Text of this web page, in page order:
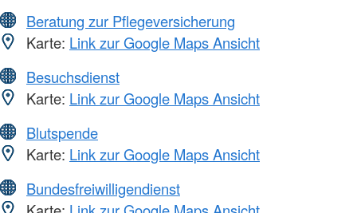
Beratung zur Pflegeversicherung
Karte: Link zur Google Maps Ansicht
Besuchsdienst
Karte: Link zur Google Maps Ansicht
Blutspende
Karte: Link zur Google Maps Ansicht
Bundesfreiwilligendienst